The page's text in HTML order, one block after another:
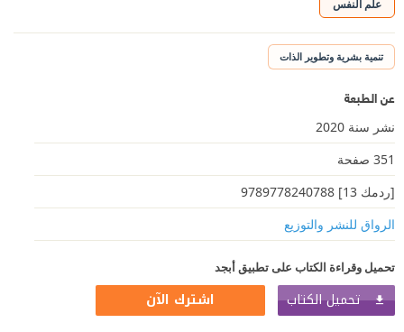
علم النفس
تنمية بشرية وتطوير الذات
عن الطبعة
نشر سنة 2020
351 صفحة
[ردمك 13] 9789778240788
الرواق للنشر والتوزيع
تحميل وقراءة الكتاب على تطبيق أبجد
تحميل الكتاب اشترك الآن